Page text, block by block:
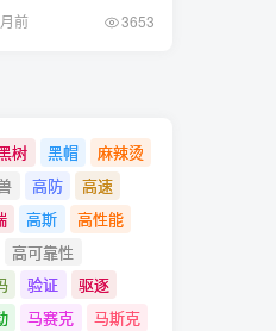
前 3653
树 黑帽
麻辣烫
高防
高速
高斯
高性能
高可靠性
验证
驱逐
马赛克
马斯克